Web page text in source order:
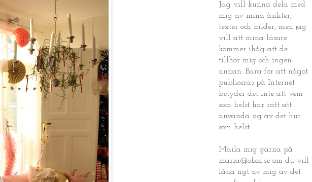
Jag vill kunna dela med
mig av mina åsikter,
texter och bilder, men jag
vill att mina läsare
kommer ihåg att de
tillhör mig och ingen
annan. Bara för att något
publiceras på Internet
betyder det inte att vem
som helst har rätt att
använda sig av det hur
som helst.
Maila mig gärna på
maria@obm.se om du vill
låna ngt av mig av det